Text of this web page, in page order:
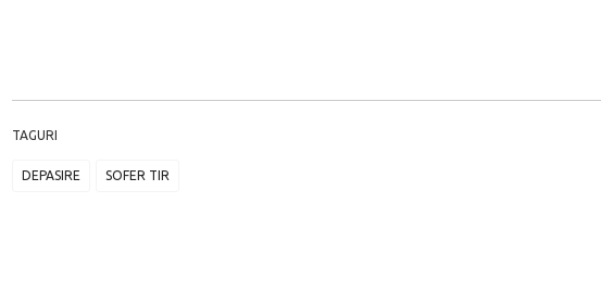
TAGURI
DEPASIRE SOFER TIR